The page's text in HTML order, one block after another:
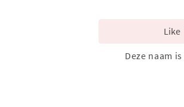
Like
Deze naam is